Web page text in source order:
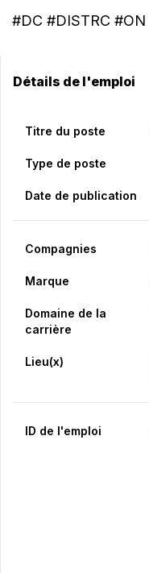
#DC #DISTRC #ON
Détails de l'emploi
Titre du poste
Type de poste
Date de publication
Compagnies
Marque
Domaine de la
carrière
Lieu(x)
ID de l'emploi